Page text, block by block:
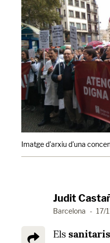
Imatge d'arxiu d'una
Judit
Barcelona - 17/
Els